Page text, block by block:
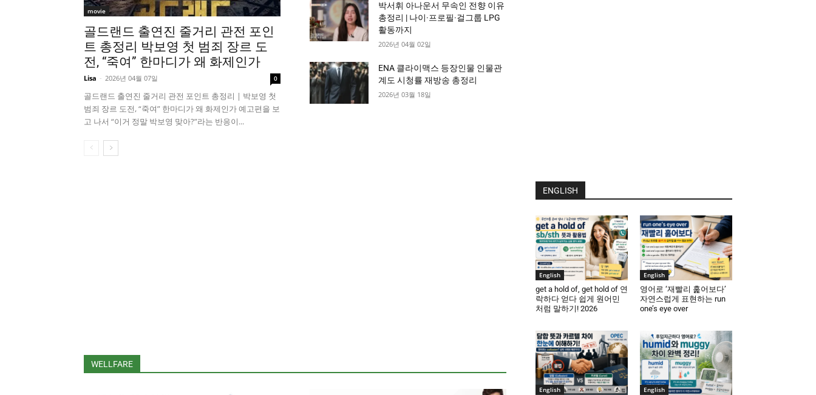
movie
골드랜드 출연진 줄거리 관전 포인
트 총정리 박보영 첫 범죄 장르 도
전, “죽여” 한마디가 왜 화제인가
Lisa - 2026년 04월 07일 0
골드랜드 출연진 줄거리 관전 포인트 총정리 | 박보영 첫
범죄 장르 도전, “죽여” 한마디가 왜 화제인가 예고편을 보
고 나서 “이거 정말 박보영 맞아?”라는 반응이...
박서휘 아나운서 무속인 전향 이유
총정리 | 나이·프로필·걸그룹 LPG
활동까지
2026년 04월 02일
ENA 클라이맥스 등장인물 인물관
계도 시청률 재방송 총정리
2026년 03월 18일
WELLFARE
ENGLISH
English
get a hold of, get hold of 연
락하다 얻다 쉽게 원어민
처럼 말하기! 2026
English
영어로 ‘재빨리 훑어보다’
자연스럽게 표현하는 run
one’s eye over
English English